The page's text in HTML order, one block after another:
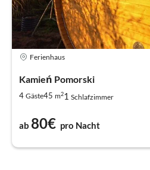
Ferienhaus
Kamień Pomorski
4 Gäste45 m21 Schlafzimmer
ab 80€ pro Nacht